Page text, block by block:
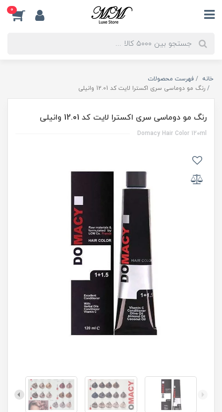
0
خانه
فهرست محصولات
رنگ مو دوماسی سری اکسترا لایت کد 12.01 وانیلی
رنگ مو دوماسی سری اکسترا لایت کد 12.01 وانیلی
Domacy Hair Color 120ml